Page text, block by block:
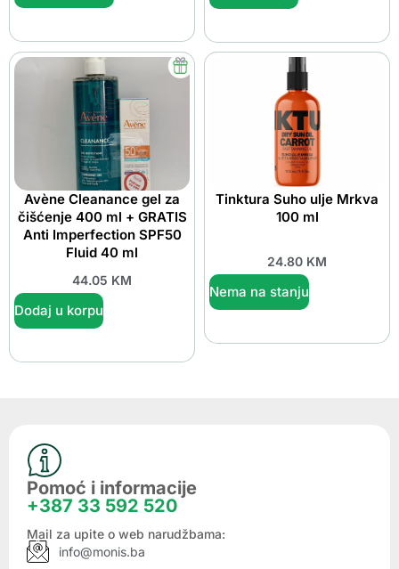
Avène Cleanance gel za
čišćenje 400 ml + GRATIS
Anti Imperfection SPF50
Fluid 40 ml
44.05 KM
Dodaj u korpu
Tinktura Suho ulje Mrkva
100 ml
24.80 KM
Nema na stanju
Pomoć i informacije
+387 33 592 520
Mail za upite o web narudžbama:
info@monis.ba